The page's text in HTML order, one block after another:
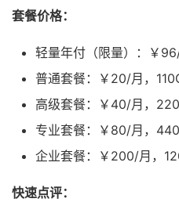
套餐价格：
轻量年付（限量）：￥
普通套餐：￥20/月，
高级套餐：￥40/月，
专业套餐：￥80/月，
企业套餐：￥200/月，
快速点评：